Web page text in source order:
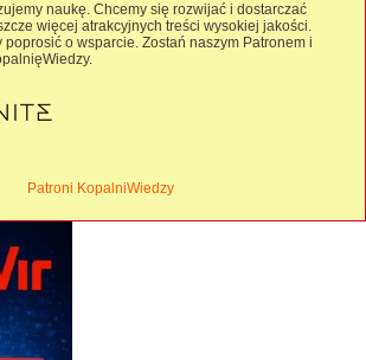
naukę. Chcemy się rozwijać i dostarczać
więcej atrakcyjnych treści wysokiej jakości.
o wsparcie. Zostań naszym Patronem i
Patroni KopalniWiedzy